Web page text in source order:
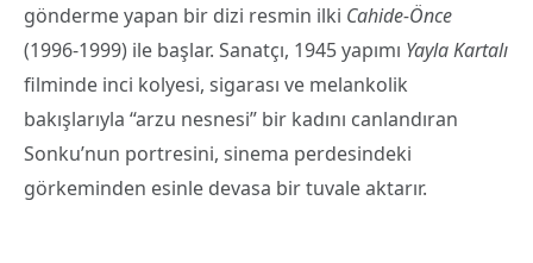
gönderme yapan bir dizi resmin ilki Cahide-Önce
(1996-1999) ile başlar. Sanatçı, 1945 yapımı Yayla Kartalı
filminde inci kolyesi, sigarası ve melankolik
bakışlarıyla “arzu nesnesi” bir kadını canlandıran
Sonku’nun portresini, sinema perdesindeki
görkeminden esinle devasa bir tuvale aktarır.